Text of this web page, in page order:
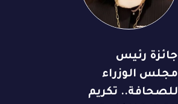
جائزة رئيس
مجلس الوزراء
للصحافة.. تكريم